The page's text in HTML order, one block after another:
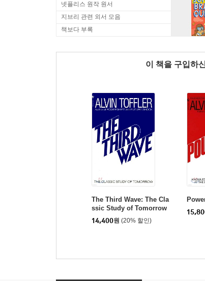
넷플리스 원작 원서
지브리 관련 외서 모음
책보다 부록
이 책을 구입하
The Third Wave: The Cla
ssic Study of Tomorrow
14,400원 (20% 할인)